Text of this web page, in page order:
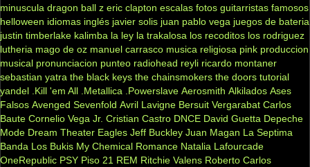
minuscula dragon ball z eric clapton escalas fotos guitarristas famosos
helloween idiomas inglés javier solis juan pablo vega juegos de bateria
justin timberlake kalimba la ley la trakalosa los recoditos los rodriguez
lutheria mago de oz manuel carrasco musica religiosa pink produccion
musical pronunciacion punteo radiohead reyli ricardo montaner
sebastian yatra the black keys the chainsmokers the doors tutorial
yandel .Kill 'em All .Metallica .Powerslave Aerosmith Alkilados Ases
Falsos Avenged Sevenfold Avril Lavigne Bersuit Vergarabat Carlos
Baute Cornelio Vega Jr. Cristian Castro DNCE David Guetta Depeche
Mode Dream Theater Eagles Jeff Buckley Juan Magan La Septima
Banda Los Bukis My Chemical Romance Natalia Lafourcade
OneRepublic PSY Piso 21 REM Ritchie Valens Roberto Carlos